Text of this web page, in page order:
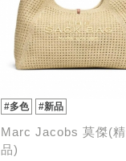
#多色 #新品
Marc Jacobs 莫傑(精
品)